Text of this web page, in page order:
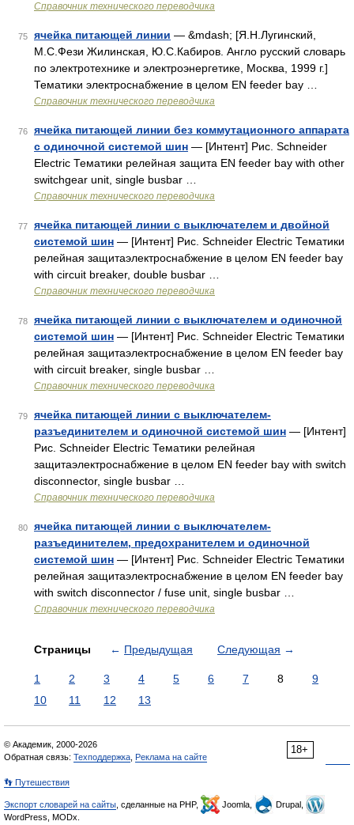
Справочник технического переводчика
75 ячейка питающей линии — &mdash; [Я.Н.Лугинский,
М.С.Фези Жилинская, Ю.С.Кабиров. Англо русский словарь
по электротехнике и электроэнергетике, Москва, 1999 г.]
Тематики электроснабжение в целом EN feeder bay …
Справочник технического переводчика
76
ячейка питающей линии без коммутационного аппарата
с одиночной системой шин — [Интент] Рис. Schneider
Electric Тематики релейная защита EN feeder bay with other
switchgear unit, single busbar …
Справочник технического переводчика
77
ячейка питающей линии с выключателем и двойной
системой шин — [Интент] Рис. Schneider Electric Тематики
релейная защитаэлектроснабжение в целом EN feeder bay
with circuit breaker, double busbar …
Справочник технического переводчика
78
ячейка питающей линии с выключателем и одиночной
системой шин — [Интент] Рис. Schneider Electric Тематики
релейная защитаэлектроснабжение в целом EN feeder bay
with circuit breaker, single busbar …
Справочник технического переводчика
79
ячейка питающей линии с выключателем-
разъединителем и одиночной системой шин — [Интент]
Рис. Schneider Electric Тематики релейная
защитаэлектроснабжение в целом EN feeder bay with switch
disconnector, single busbar …
Справочник технического переводчика
80
ячейка питающей линии с выключателем-
разъединителем, предохранителем и одиночной
системой шин — [Интент] Рис. Schneider Electric Тематики
релейная защитаэлектроснабжение в целом EN feeder bay
with switch disconnector / fuse unit, single busbar …
Справочник технического переводчика
Страницы ← Предыдущая Следующая →
1 2 3 4 5 6 7 8
9
10
11 12 13
18+
© Академик, 2000-2026
Обратная связь: Техподдержка Реклама на сайте
👣 Путешествия
Экспорт словарей на сайты , сделанные на PHP, Joomla,
Drupal,
WordPress, MODx.